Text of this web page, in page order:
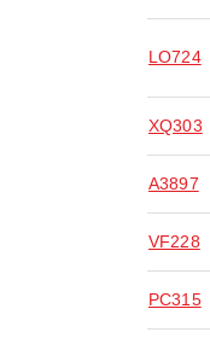
LO724
XQ303
A3897
VF228
PC315